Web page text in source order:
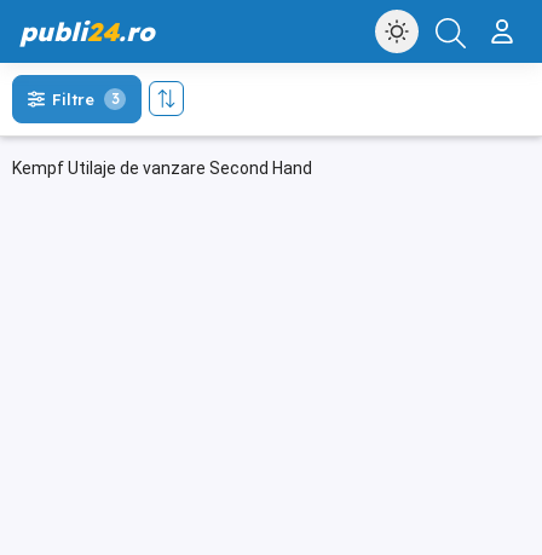
publi24.ro
Kempf Utilaje de vanzare Second Hand
Filtre 3